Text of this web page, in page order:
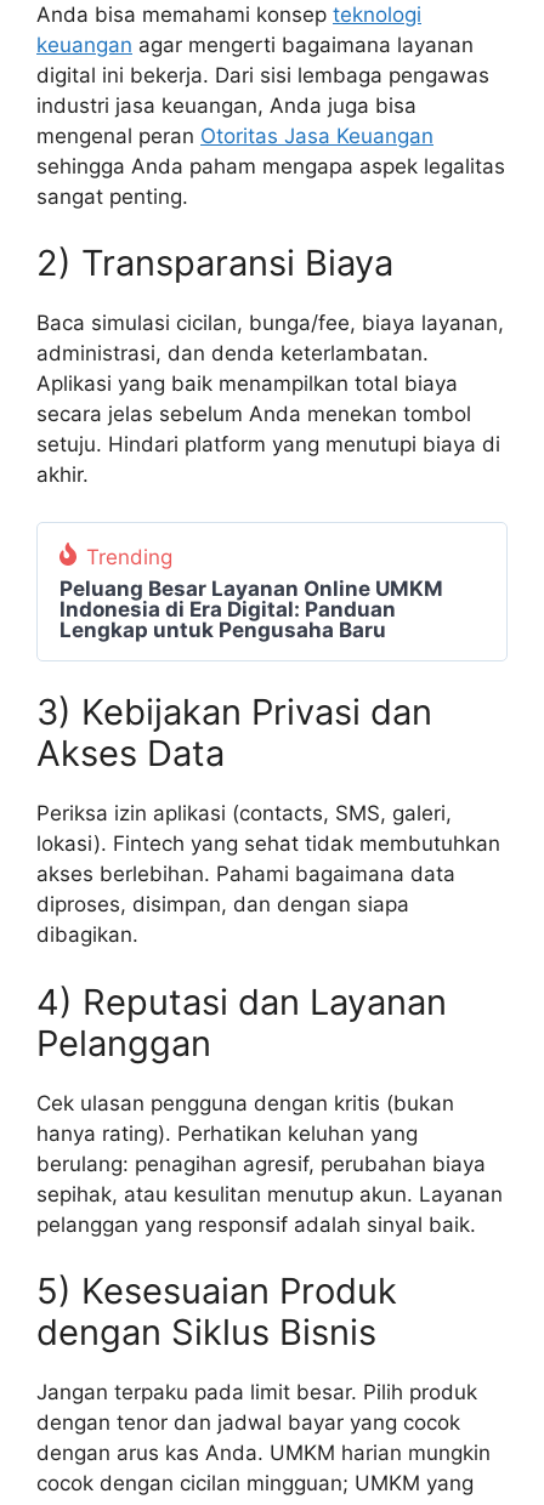
Anda bisa memahami konsep teknologi
keuangan agar mengerti bagaimana layanan
digital ini bekerja. Dari sisi lembaga pengawas
industri jasa keuangan, Anda juga bisa
mengenal peran Otoritas Jasa Keuangan
sehingga Anda paham mengapa aspek legalitas
sangat penting.
2) Transparansi Biaya
Baca simulasi cicilan, bunga/fee, biaya layanan,
administrasi, dan denda keterlambatan.
Aplikasi yang baik menampilkan total biaya
secara jelas sebelum Anda menekan tombol
setuju. Hindari platform yang menutupi biaya di
akhir.
Trending
Peluang Besar Layanan Online UMKM
Indonesia di Era Digital: Panduan
Lengkap untuk Pengusaha Baru
3) Kebijakan Privasi dan
Akses Data
Periksa izin aplikasi (contacts, SMS, galeri,
lokasi). Fintech yang sehat tidak membutuhkan
akses berlebihan. Pahami bagaimana data
diproses, disimpan, dan dengan siapa
dibagikan.
4) Reputasi dan Layanan
Pelanggan
Cek ulasan pengguna dengan kritis (bukan
hanya rating). Perhatikan keluhan yang
berulang: penagihan agresif, perubahan biaya
sepihak, atau kesulitan menutup akun. Layanan
pelanggan yang responsif adalah sinyal baik.
5) Kesesuaian Produk
dengan Siklus Bisnis
Jangan terpaku pada limit besar. Pilih produk
dengan tenor dan jadwal bayar yang cocok
dengan arus kas Anda. UMKM harian mungkin
cocok dengan cicilan mingguan; UMKM yang